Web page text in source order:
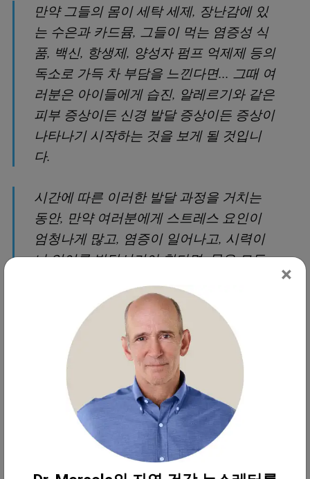
만약 그들의 몸이 세탁 세제, 장난감에 있
는 수은과 카드뮴, 그들이 먹는 염증성 식
품, 백신, 항생제, 양성자 펌프 억제제 등의
독소로 가득 차 부담을 느낀다면... 그때 여
러분은 아이들에게 습진, 알레르기와 같은
피부 증상이든 신경 발달 증상이든 증상이
나타나기 시작하는 것을 보게 될 것입니
다.
시간에 따른 이러한 발달 과정을 거치는
동안, 만약 여러분에게 스트레스 요인이
엄청나게 많고, 염증이 일어나고, 시력이
나 언어를 발달시켜야 한다면, 몸은 모든
때문에 발달을 중단하거나 손상하거나 지
연할 것입니다."
전자기장(EMF)이 가장 큰 위험 요소일까
전자기장은 21세기의 담배이며 대부분의 사람들은
하루 24시간 전자기장에 노출되고 있습니다. 대부분
의 에너지 복사는 휴대전화, 기지국, 컴퓨터, 스마트
×